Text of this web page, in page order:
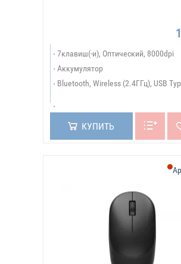
7клавиш(-и), Оптический, 8000dpi
Аккумулятор
Bluetooth, Wireless (2.4ГГц), USB
КУПИТЬ